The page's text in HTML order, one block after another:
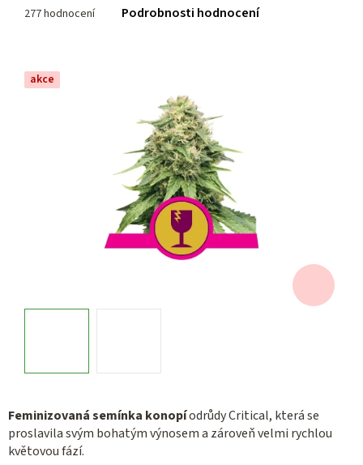
Feminizovaná semínka konopíodrůdy Critical, která se
proslavila svým bohatým výnosem a zároveň velmi rychlou
květovou fází.
hodnocení
3,9
z 5
277 hodnocení Podrobnosti hodnocení
akce